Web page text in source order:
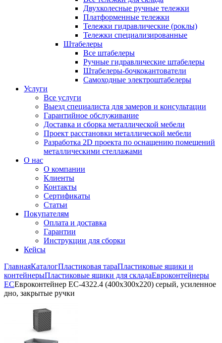
Двухколесные ручные тележки
Платформенные тележки
Тележки гидравлические (роклы)
Тележки специализированные
Штабелеры
Все штабелеры
Ручные гидравлические штабелеры
Штабелеры-бочкокантователи
Самоходные электроштабелеры
Услуги
Все услуги
Выезд специалиста для замеров и консультации
Гарантийное обслуживание
Доставка и сборка металлической мебели
Проект расстановки металлической мебели
Разработка 2D проекта по оснащению помещений
металлическими стеллажами
О нас
О компании
Клиенты
Контакты
Сертификаты
Статьи
Покупателям
Оплата и доставка
Гарантии
Инструкции для сборки
Кейсы
ГлавнаяКаталогПластиковая тараПластиковые ящики и
контейнерыПластиковые ящики для складаЕвроконтейнеры
ЕСЕвроконтейнер ЕС-4322.4 (400х300х220) серый, усиленное
дно, закрытые ручки